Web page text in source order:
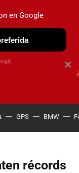
CONSEJOS
GPS BMW
récords
×
en Google